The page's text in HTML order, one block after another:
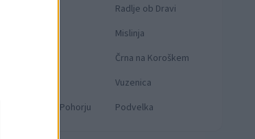
Radlje ob Dravi
Mislinja
Črna na Koroškem
Vuzenica
Ribnica na Pohorju
Podvelka